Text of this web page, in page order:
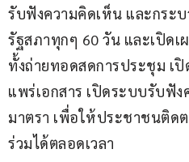
รับฟังความคิดเห็น และกระ
รัฐสภาทุกๆ 60 วัน และเปิด
ทั้งถ่ายทอดสดการประชุม เปิ
แพร่เอกสาร เปิดระบบรับฟัง
มาตรา เพื่อให้ประชาชนติด
ร่วมได้ตลอดเวลา